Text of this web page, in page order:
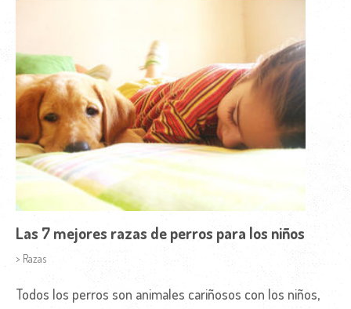
Las 7 mejores razas de perros para los niños
> Razas
Todos los perros son animales cariñosos con los niños,